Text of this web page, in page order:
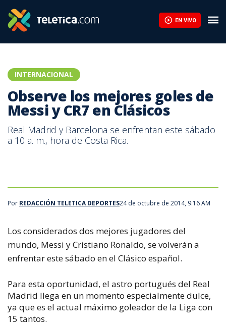
EN VIVO
INTERNACIONAL
Observe los mejores goles de
Messi y CR7 en Clásicos
Real Madrid y Barcelona se enfrentan este sábado
a 10 a. m., hora de Costa Rica.
Por REDACCIÓN TELETICA DEPORTES24 de octubre de 2014, 9:16 AM
Los considerados dos mejores jugadores del
mundo, Messi y Cristiano Ronaldo, se volverán a
enfrentar este sábado en el Clásico español.
Para esta oportunidad, el astro portugués del Real
Madrid llega en un momento especialmente dulce,
ya que es el actual máximo goleador de la Liga con
15 tantos.